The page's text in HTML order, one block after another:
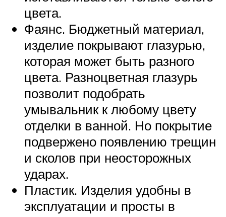
цвета.
Фаянс. Бюджетный материал,
изделие покрывают глазурью,
которая может быть разного
цвета. Разноцветная глазурь
позволит подобрать
умывальник к любому цвету
отделки в ванной. Но покрытие
подвержено появлению трещин
и сколов при неосторожных
ударах.
Пластик. Изделия удобны в
эксплуатации и просты в